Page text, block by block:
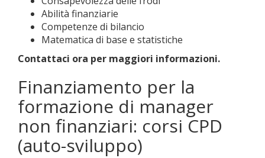
Abilità finanziarie
Competenze di bilancio
Matematica di base e statistiche
Contattaci ora per maggiori informazioni.
Finanziamento per la
formazione di manager
non finanziari: corsi CPD
(auto-sviluppo)